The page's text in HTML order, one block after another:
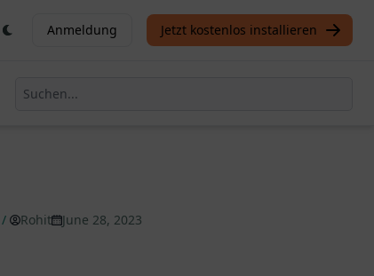
Anmeldung Jetzt kostenlos installieren
/ Rohit
June 28, 2023